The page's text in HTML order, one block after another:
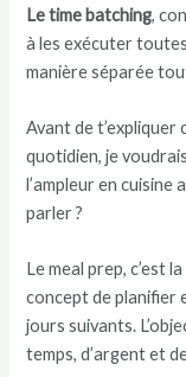
Le time batching,
à les exécuter
manière séparée
Avant de t’expliquer
quotidien, je
l’ampleur en cuisine
parler ?
Le meal prep, c’est la
concept de planifier
jours suivants.
temps, d’argent et